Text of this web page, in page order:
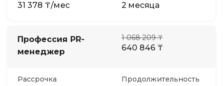
31 378 ₸/мес 2 месяца
Профессия PR-
менеджер
1 068 209 ₸
640 846 ₸
Рассрочка
Продолжительность